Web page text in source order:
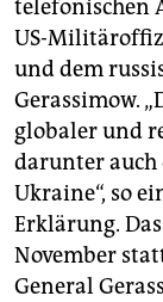
telefonischen
US-
und dem
Gerassimow.
globaler und
darunter
Ukraine“, so
Erklärung.
November
General